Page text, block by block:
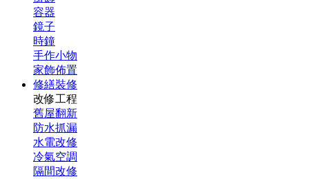
容器
鏡子
時鐘
手作小物
家飾佈置
修繕裝修
改修工程
舊屋翻新
防水抓漏
水電改修
冷氣空調
隔間改修